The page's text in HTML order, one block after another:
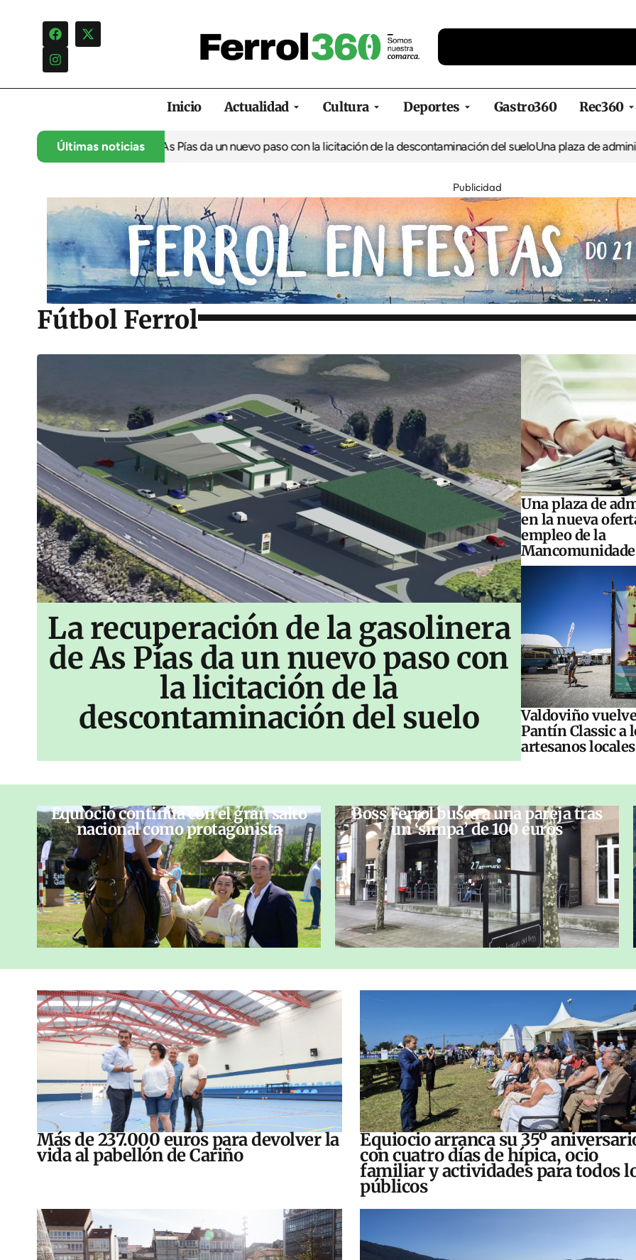
Inicio Actualidad Cultura Deportes Gastro360 Rec360
Últimas noticias
de la gasolinera de As Pías da un nuevo paso con la licitación de la descontaminación del sueloUna plaza de administrativo
Publicidad
Fútbol Ferrol
La recuperación de la gasolinera
de As Pías da un nuevo paso con
la licitación de la
descontaminación del suelo
Una plaza de
en la nueva
empleo de la
Mancomunidade
Valdoviño
Pantín Classic a
artesanos locales
Equiocio continúa con el gran salto
nacional como protagonista
Boss Ferrol busca a una pareja tras
un ‘simpa’ de 100 euros
Más de 237.000 euros para devolver la
vida al pabellón de Cariño
Equiocio arranca su 35º
con cuatro días de hípica, ocio
familiar y actividades para todos
públicos